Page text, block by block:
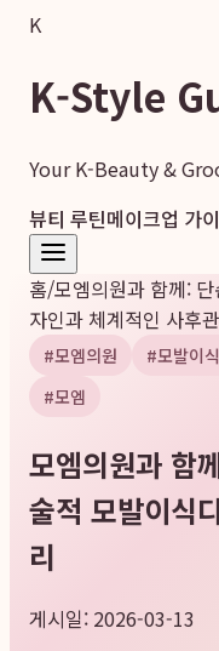
K
K-Style
Your K-Beauty &
뷰티 루틴메이크업 가
홈/모엠의원과 함께:
자인과 체계적인 사후
#모엠의원 #모발이
#모엠
모엠의원과 함
술적 모발이식
리
게시일: 2026-03-13